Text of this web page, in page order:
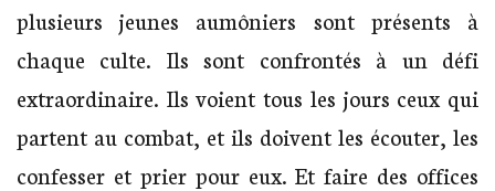
plusieurs jeunes aumôniers sont présents à
chaque culte. Ils sont confrontés à un défi
extraordinaire. Ils voient tous les jours ceux qui
partent au combat, et ils doivent les écouter, les
confesser et prier pour eux. Et faire des offices